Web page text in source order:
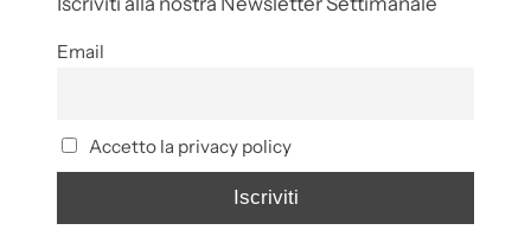
Email
Accetto la privacy policy